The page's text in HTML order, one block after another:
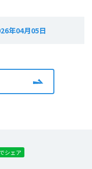
年04月05日
シェア